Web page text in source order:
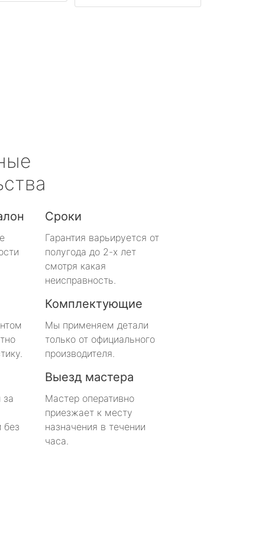
Сроки
Гарантия варьируется от
полугода до 2-х лет
смотря какая
неисправность.
Комплектующие
Мы применяем детали
только от официального
производителя.
за
без
Выезд мастера
Мастер оперативно
приезжает к месту
назначения в течении
часа.